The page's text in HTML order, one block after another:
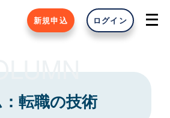
新規申込 ログイン
転職の技術